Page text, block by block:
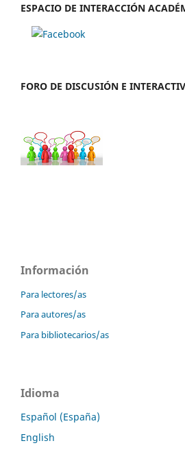
ESPACIO DE INTERACCIÓN
FORO DE DISCUSIÓN E
Información
Para lectores/as
Para autores/as
Para bibliotecarios/as
Idioma
Español (España)
English